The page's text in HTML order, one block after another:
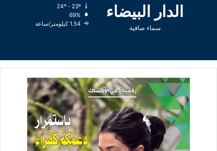
الدار البيضاء
سماء صافية
69%
1.54 كيلومتر/ساعة